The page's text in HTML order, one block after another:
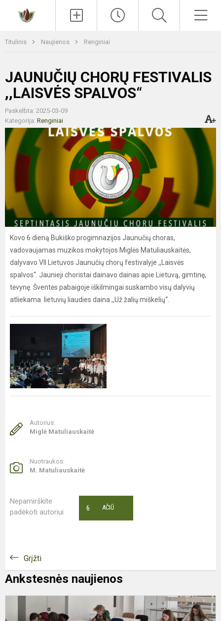
Titulinis Naujienos Renginiai
JAUNUČIŲ CHORŲ FESTIVALIS
,,LAISVĖS SPALVOS“
Paskelbta: 2025-03-09
Kategorija: Renginiai
Kovo 6 dieną Bukiško progimnazijos Jaunučių choras,
vadovaujamas muzikos mokytojos Miglės Matuliauskaitės,
dalyvavo VII Lietuvos Jaunučių chorų festivalyje ,,Laisvės
spalvos“. Jaunieji choristai dainavo dainas apie Lietuvą, gimtinę,
tėvynę. Šventės pabaigoje iškilmingai suskambo visų dalyvių
atliekama lietuvių liaudies daina ,,Už žalių miškelių“.
Autorius:
Miglė Matuliauskaitė
Nuotraukos:
M. Matuliauskaitė
Nepamirškite
padėkoti autoriui
AČIŪ
6
Grįžti
Ankstesnės naujienos